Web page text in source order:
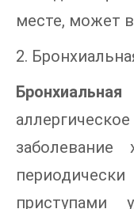
месте, может
2.
заболевание
приступами